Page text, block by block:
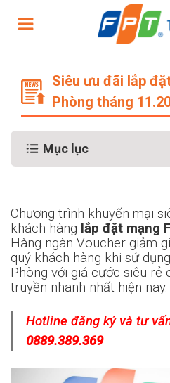
Siêu ưu đãi lắp
Phòng tháng
Mục lục
Chương trình khuyến mại
khách hàng lắp đặt mạng
Hàng ngàn Voucher giảm
quý khách hàng khi sử
Phòng với giá cước siêu rẻ
truyền nhanh nhất hiện nay.
Hotline đăng ký và tư
0889.389.369